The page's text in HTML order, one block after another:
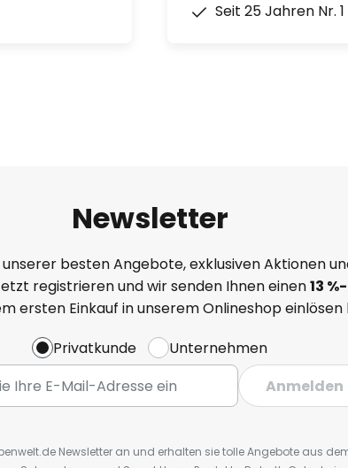
Seit 25 Jahren Nr.
Newsletter
besten Angebote, exklusiven Aktionen
registrieren und wir senden Ihnen einen13 %-
ersten Einkauf in unserem Onlineshop einlösen
Privatkunde
Unternehmen
Anmelden
Newsletter an und erhalten sie tolle Angebote aus